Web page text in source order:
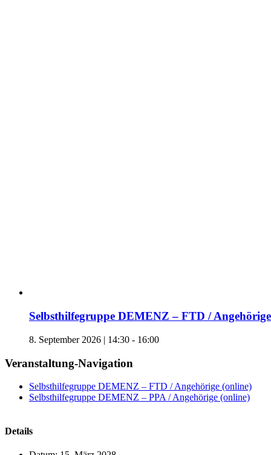
Selbsthilfegruppe DEMENZ – FTD /
8. September 2026 | 14:30 - 16:00
Veranstaltung-Navigation
Selbsthilfegruppe DEMENZ – FTD / Angehörige (online)
Selbsthilfegruppe DEMENZ – PPA / Angehörige (online)
Details